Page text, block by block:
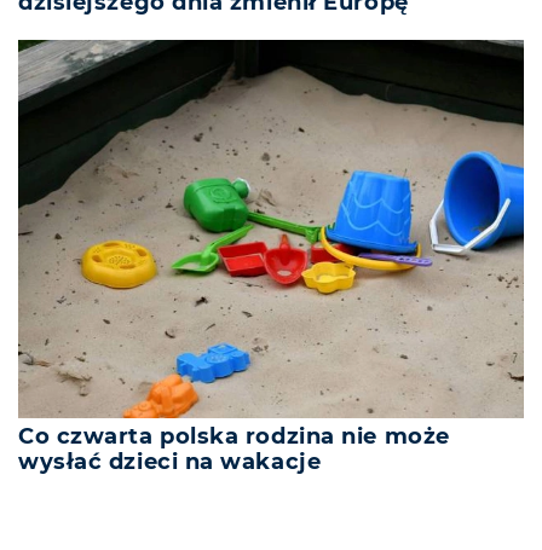
Co czwarta polska rodzina nie może
wysłać dzieci na wakacje